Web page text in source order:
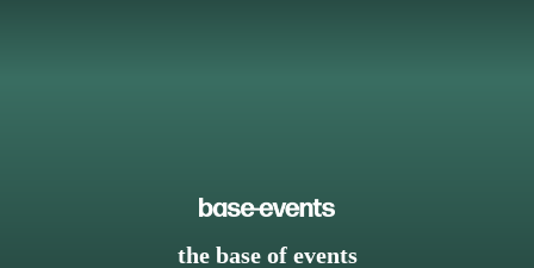
the base of events